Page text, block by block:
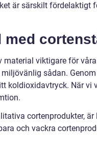
är särskilt fördelaktigt
material viktigare för
sådan.
koldioxidavtryck. När vi
cortenprodukter,
och vackra